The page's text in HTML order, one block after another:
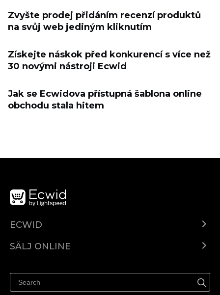
Zvyšte prodej přidáním recenzí produktů
na svůj web jediným kliknutím
Získejte náskok před konkurencí s více než
30 novými nástroji Ecwid
Jak se Ecwidova přístupná šablona online
obchodu stala hitem
ECWID
Pris
SÄLJ ONLINE
Sälj på Facebook
Sälj på Instagram